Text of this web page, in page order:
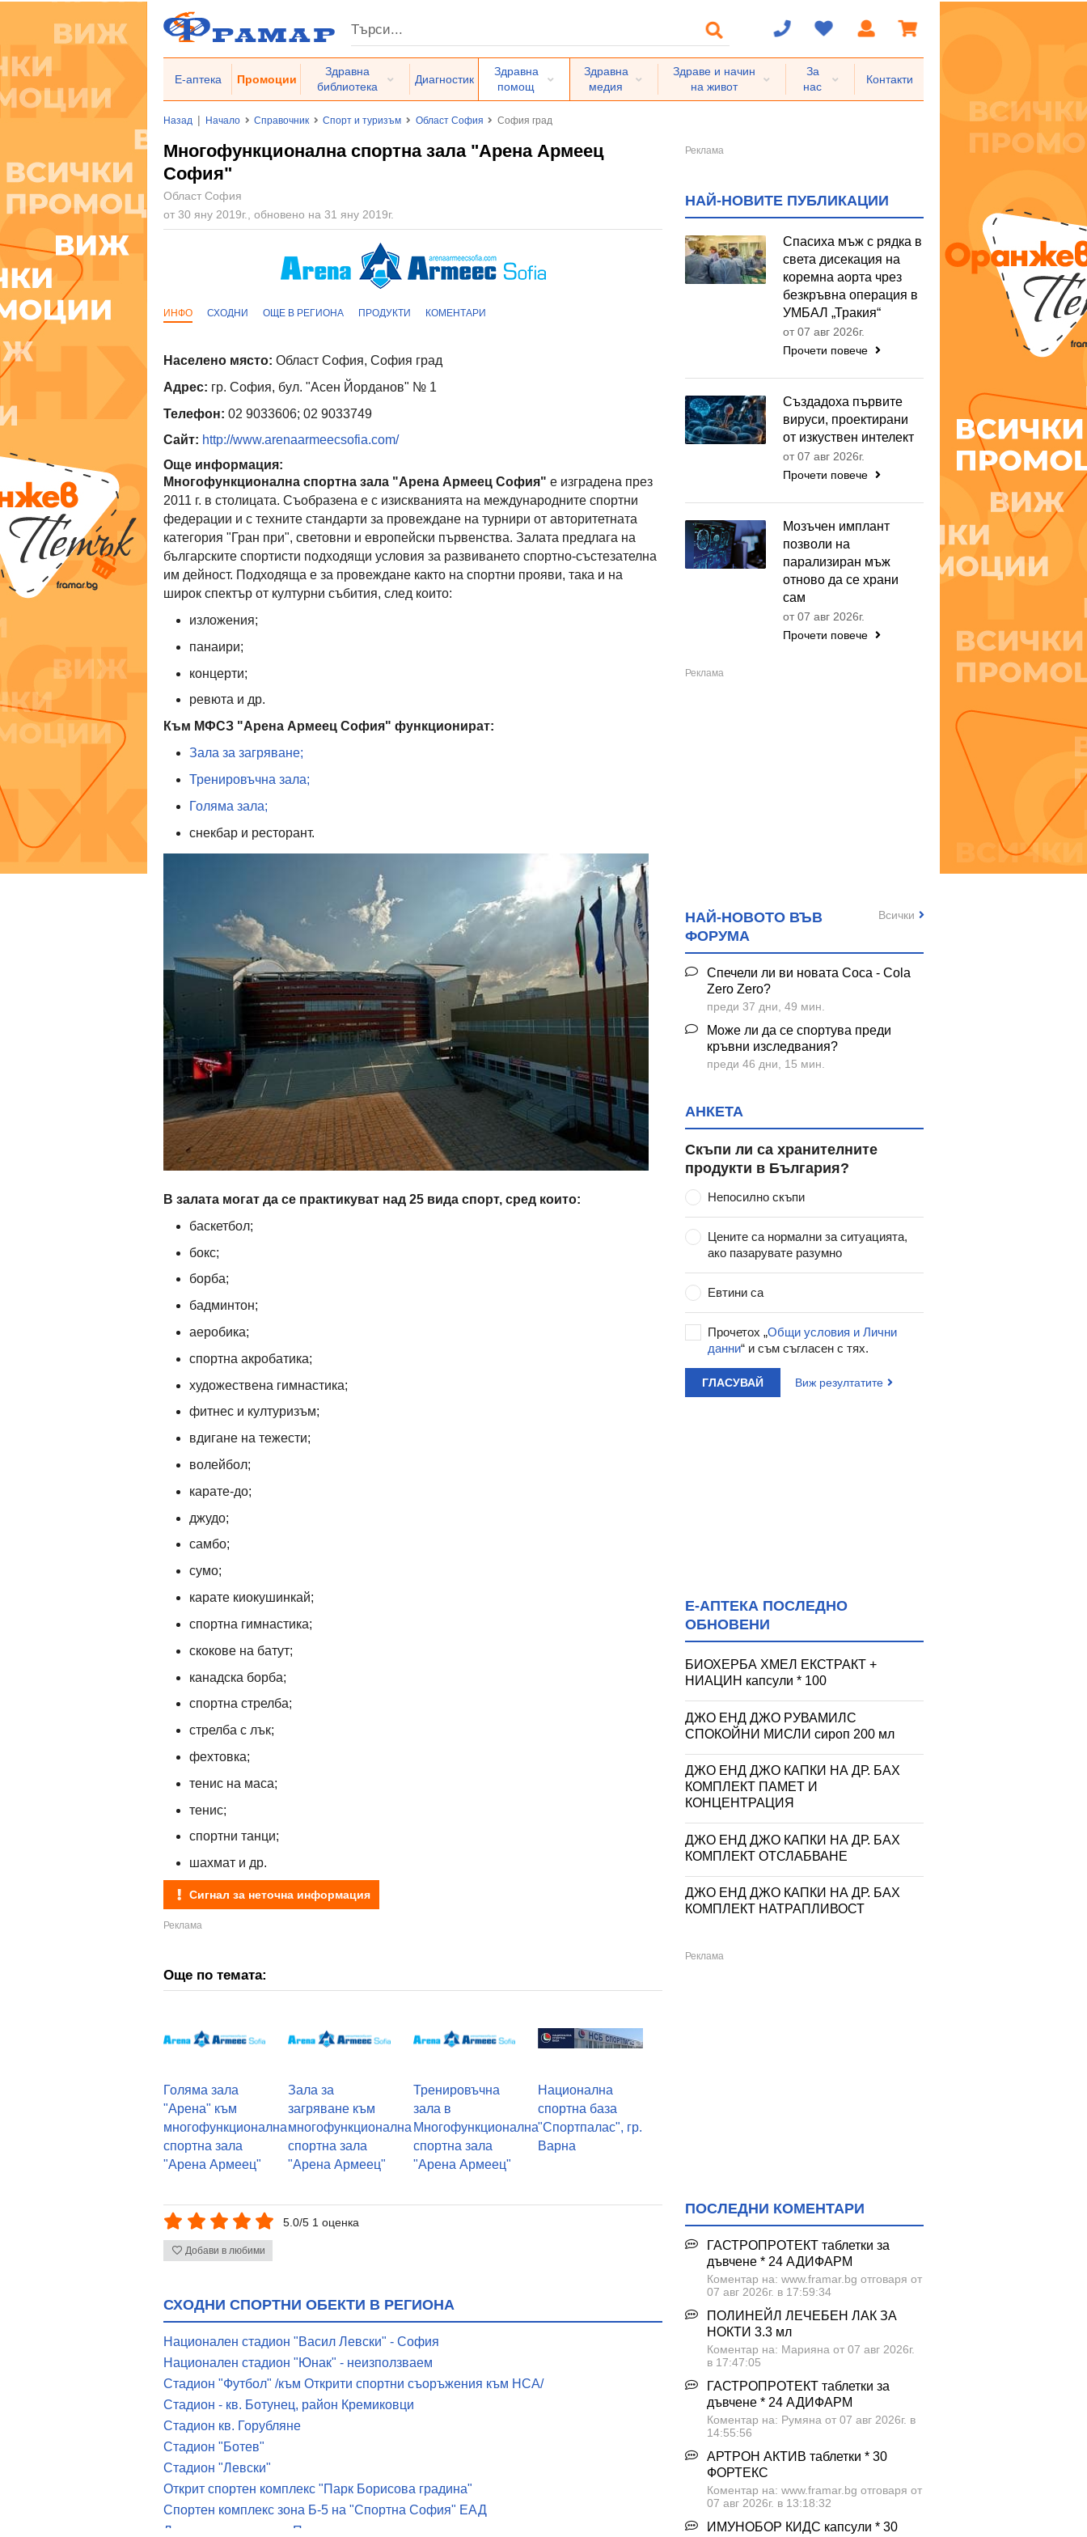
Е-аптека Промоции
Здравна
библиотека
Диагностик
Здравна
помощ
Здравна
медия
Здраве и начин
на живот
За
нас
Контакти
Назад | Начало Справочник Спорт и туризъм Област София София град
Многофункционална спортна зала "Арена Армеец
София"
Област София
от 30 яну 2019г., обновено на 31 яну 2019г.
ИНФО СХОДНИ ОЩЕ В РЕГИОНА ПРОДУКТИ КОМЕНТАРИ
Населено място: Област София, София град
Адрес: гр. София, бул. "Асен Йорданов" № 1
Телефон: 02 9033606; 02 9033749
Сайт: http://www.arenaarmeecsofia.com/
Още информация:
Многофункционална спортна зала "Арена Армеец София" е изградена през
2011 г. в столицата. Съобразена е с изискванията на международните спортни
федерации и с техните стандарти за провеждане на турнири от авторитетната
категория "Гран при", световни и европейски първенства. Залата предлага на
българските спортисти подходящи условия за развиването спортно-състезателна
им дейност. Подходяща е за провеждане както на спортни прояви, така и на
широк спектър от културни събития, след които:
изложения;
панаири;
концерти;
ревюта и др.
Към МФСЗ "Арена Армеец София" функционират:
Зала за загряване;
Тренировъчна зала;
Голяма зала;
снекбар и ресторант.
В залата могат да се практикуват над 25 вида спорт, сред които:
баскетбол;
бокс;
борба;
бадминтон;
аеробика;
спортна акробатика;
художествена гимнастика;
фитнес и културизъм;
вдигане на тежести;
волейбол;
карате-до;
джудо;
самбо;
сумо;
карате киокушинкай;
спортна гимнастика;
скокове на батут;
канадска борба;
спортна стрелба;
стрелба с лък;
фехтовка;
тенис на маса;
тенис;
спортни танци;
шахмат и др.
Сигнал за неточна информация
Още по темата:
Голяма зала
"Арена" към
многофункционална
спортна зала
"Арена Армеец"
Зала за
загряване към
многофункционална
спортна зала
"Арена Армеец"
Тренировъчна
зала в
Многофункционална
спортна зала
"Арена Армеец"
Национална
спортна база
"Спортпалас", гр.
Варна
5.0/5 1 оценка
Добави в любими
СХОДНИ СПОРТНИ ОБЕКТИ В РЕГИОНА
Национален стадион "Васил Левски" - София
Национален стадион "Юнак" - неизползваем
Стадион "Футбол" /към Открити спортни съоръжения към НСА/
Стадион - кв. Ботунец, район Кремиковци
Стадион кв. Горубляне
Стадион "Ботев"
Стадион "Левски"
Открит спортен комплекс "Парк Борисова градина"
Спортен комплекс зона Б-5 на "Спортна София" ЕАД
Лодкостроителница - Панчарево
НАЙ-НОВИТЕ ПУБЛИКАЦИИ
Спасиха мъж с рядка в
света дисекация на
коремна аорта чрез
безкръвна операция в
УМБАЛ „Тракия“
от 07 авг 2026г.
Прочети повече
Създадоха първите
вируси, проектирани
от изкуствен интелект
от 07 авг 2026г.
Прочети повече
Мозъчен имплант
позволи на
парализиран мъж
отново да се храни
сам
от 07 авг 2026г.
Прочети повече
НАЙ-НОВОТО ВЪВ
ФОРУМА
Спечели ли ви новата Coca - Cola
Zero Zero?
преди 37 дни, 49 мин.
Може ли да се спортува преди
кръвни изследвания?
преди 46 дни, 15 мин.
Всички
АНКЕТА
Скъпи ли са хранителните
продукти в България?
Непосилно скъпи
Цените са нормални за ситуацията,
ако пазарувате разумно
Евтини са
Прочетох „Общи условия и Лични
данни“ и съм съгласен с тях.
ГЛАСУВАЙ Виж резултатите
Е-АПТЕКА ПОСЛЕДНО
ОБНОВЕНИ
БИОХЕРБА ХМЕЛ ЕКСТРАКТ +
НИАЦИН капсули * 100
ДЖО ЕНД ДЖО РУВАМИЛС
СПОКОЙНИ МИСЛИ сироп 200 мл
ДЖО ЕНД ДЖО КАПКИ НА ДР. БАХ
КОМПЛЕКТ ПАМЕТ И
КОНЦЕНТРАЦИЯ
ДЖО ЕНД ДЖО КАПКИ НА ДР. БАХ
КОМПЛЕКТ ОТСЛАБВАНЕ
ДЖО ЕНД ДЖО КАПКИ НА ДР. БАХ
КОМПЛЕКТ НАТРАПЛИВОСТ
ПОСЛЕДНИ КОМЕНТАРИ
ГАСТРОПРОТЕКТ таблетки за
дъвчене * 24 АДИФАРМ
Коментар на: www.framar.bg отговаря от
07 авг 2026г. в 17:59:34
ПОЛИНЕЙЛ ЛЕЧЕБЕН ЛАК ЗА
НОКТИ 3.3 мл
Коментар на: Марияна от 07 авг 2026г.
в 17:47:05
ГАСТРОПРОТЕКТ таблетки за
дъвчене * 24 АДИФАРМ
Коментар на: Румяна от 07 авг 2026г. в
14:55:56
АРТРОН АКТИВ таблетки * 30
ФОРТЕКС
Коментар на: www.framar.bg отговаря от
07 авг 2026г. в 13:18:32
ИМУНОБОР КИДС капсули * 30